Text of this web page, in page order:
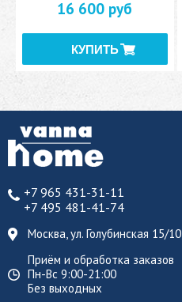
16 600 руб
+7 965 431-31-11
+7 495 481-41-74
Москва, ул. Голубинская 15/10
Приём и обработка заказов
Пн-Вс 9:00-21:00
Без выходных